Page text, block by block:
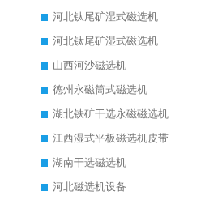
河北钛尾矿湿式磁选机
河北钛尾矿湿式磁选机
山西河沙磁选机
德州永磁筒式磁选机
湖北铁矿干选永磁磁选机
江西湿式平板磁选机皮带
湖南干选磁选机
河北磁选机设备